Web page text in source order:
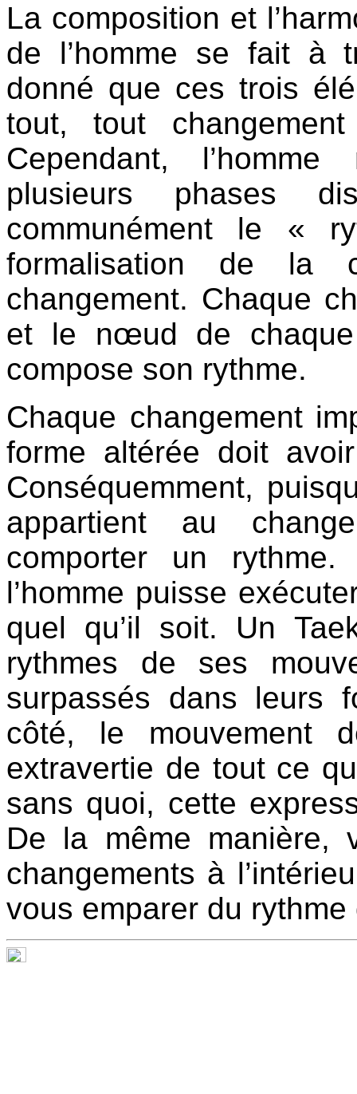
La composition et
de l’homme se fait à
donné que ces trois
tout, tout
Cependant,
plusieurs phases
communément le «
formalisation de la
changement. Chaque
et le nœud de chaque
compose son rythme.
Chaque changement
forme altérée doit
Conséquemment,
appartient au
comporter un
l’homme puisse
quel qu’il soit. Un
rythmes de ses
surpassés dans leurs
côté, le mouvement
extravertie de tout ce
sans quoi, cette
De la même manière,
changements à
vous emparer du